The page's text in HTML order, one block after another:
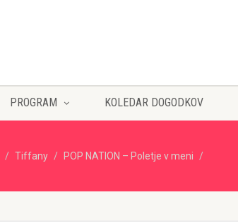
PROGRAM KOLEDAR DOGODKOV
Tiffany POP NATION – Poletje v meni